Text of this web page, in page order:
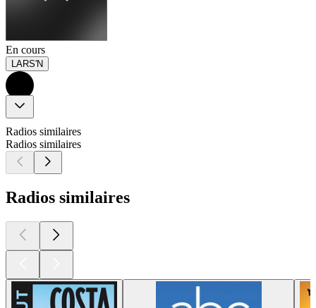
En cours
LARS'N
Radios similaires
Radios similaires
Radios similaires